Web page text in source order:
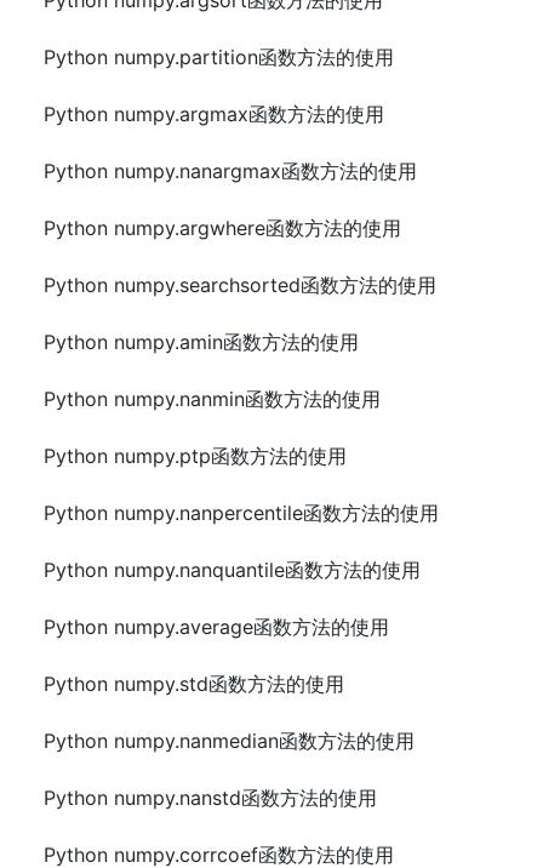
Python numpy.partition函数方法的使用
Python numpy.argmax函数方法的使用
Python numpy.nanargmax函数方法的使用
Python numpy.argwhere函数方法的使用
Python numpy.searchsorted函数方法的使用
Python numpy.amin函数方法的使用
Python numpy.nanmin函数方法的使用
Python numpy.ptp函数方法的使用
Python numpy.nanpercentile函数方法的使用
Python numpy.nanquantile函数方法的使用
Python numpy.average函数方法的使用
Python numpy.std函数方法的使用
Python numpy.nanmedian函数方法的使用
Python numpy.nanstd函数方法的使用
Python numpy.corrcoef函数方法的使用